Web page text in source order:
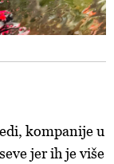
kompanije u
jer ih je više